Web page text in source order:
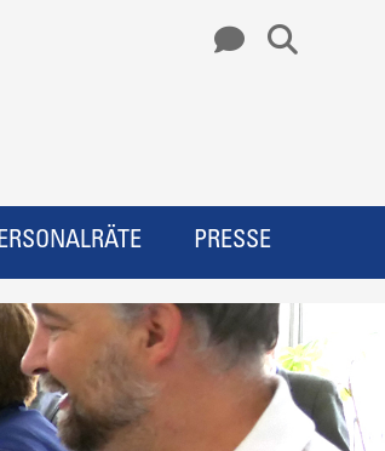
PRESSE